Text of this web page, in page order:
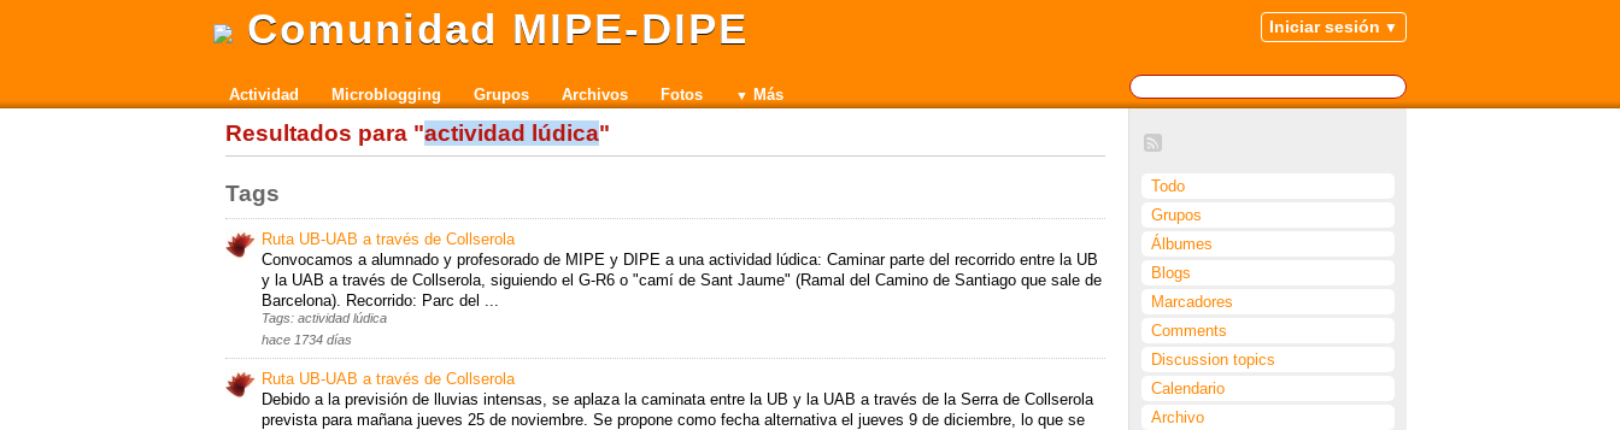
Comunidad MIPE-DIPE Iniciar sesión
Actividad Microblogging Grupos Archivos Fotos Más
Todo
Grupos
Álbumes
Blogs
Marcadores
Comments
Discussion topics
Calendario
Archivo
Resultados para "actividad lúdica"
Tags
Ruta UB-UAB a través de Collserola
Convocamos a alumnado y profesorado de MIPE y DIPE a una actividad lúdica: Caminar parte del recorrido entre la UB
y la UAB a través de Collserola, siguiendo el G-R6 o "camí de Sant Jaume" (Ramal del Camino de Santiago que sale de
Barcelona). Recorrido: Parc del ...
Tags: actividad lúdica
hace 1734 días
Ruta UB-UAB a través de Collserola
Debido a la previsión de lluvias intensas, se aplaza la caminata entre la UB y la UAB a través de la Serra de Collserola
prevista para mañana jueves 25 de noviembre. Se propone como fecha alternativa el jueves 9 de diciembre, lo que se